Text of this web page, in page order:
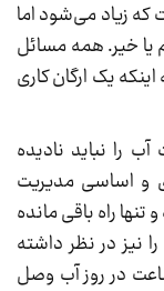
زیاد می‌شود اما
یا خیر. همه مسائل
یک ارگان کاری
را نباید نادیده
و اساسی مدیریت
راه باقی مانده
نیز در نظر داشته
اگر به اوضاعی برسیم که مثلا ۲ ساعت در روز آب وصل